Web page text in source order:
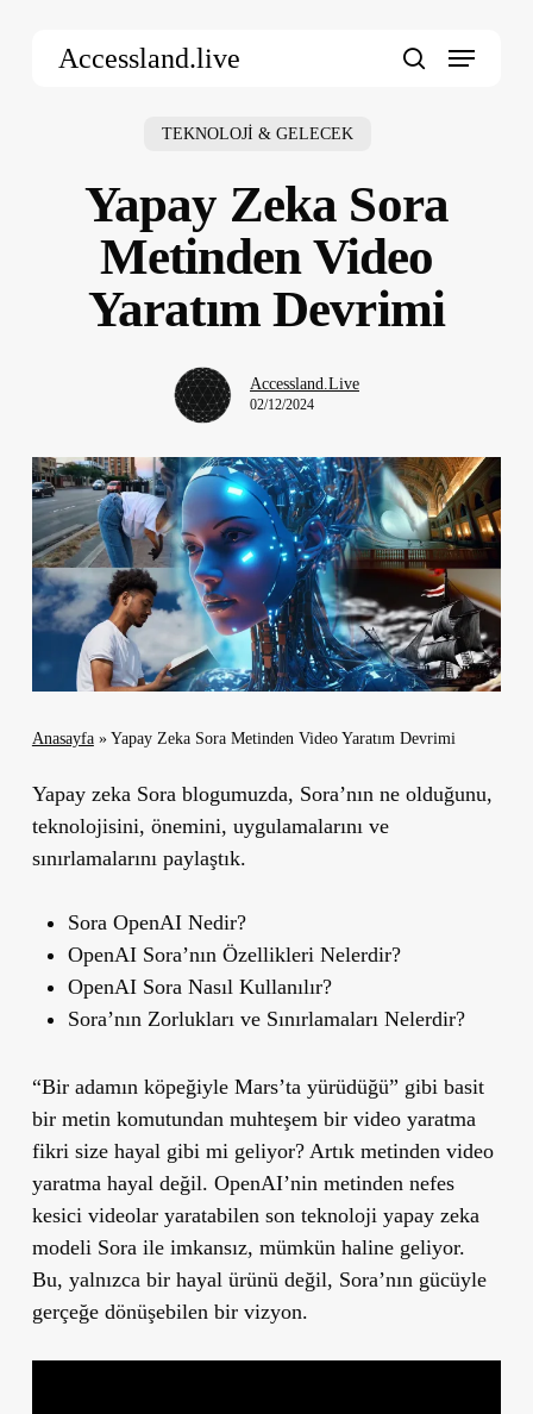
Accessland.live Menu
TEKNOLOJİ & GELECEK
Yapay Zeka Sora
Metinden Video
Yaratım Devrimi
Accessland.Live
02/12/2024
Anasayfa» Yapay Zeka Sora Metinden Video Yaratım Devrimi
Yapay zeka Sora blogumuzda, Sora’nın ne olduğunu,
teknolojisini, önemini, uygulamalarını ve
sınırlamalarını paylaştık.
Sora OpenAI Nedir?
OpenAI Sora’nın Özellikleri Nelerdir?
OpenAI Sora Nasıl Kullanılır?
Sora’nın Zorlukları ve Sınırlamaları Nelerdir?
“Bir adamın köpeğiyle Mars’ta yürüdüğü” gibi basit
bir metin komutundan muhteşem bir video yaratma
fikri size hayal gibi mi geliyor? Artık metinden video
yaratma hayal değil. OpenAI’nin metinden nefes
kesici videolar yaratabilen son teknoloji yapay zeka
modeli Sora ile imkansız, mümkün haline geliyor.
Bu, yalnızca bir hayal ürünü değil, Sora’nın gücüyle
gerçeğe dönüşebilen bir vizyon.